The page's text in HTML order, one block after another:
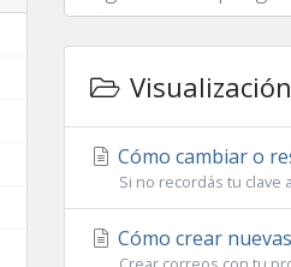
Cómo cambiar o
Si no recordás tu clave
Cómo crear